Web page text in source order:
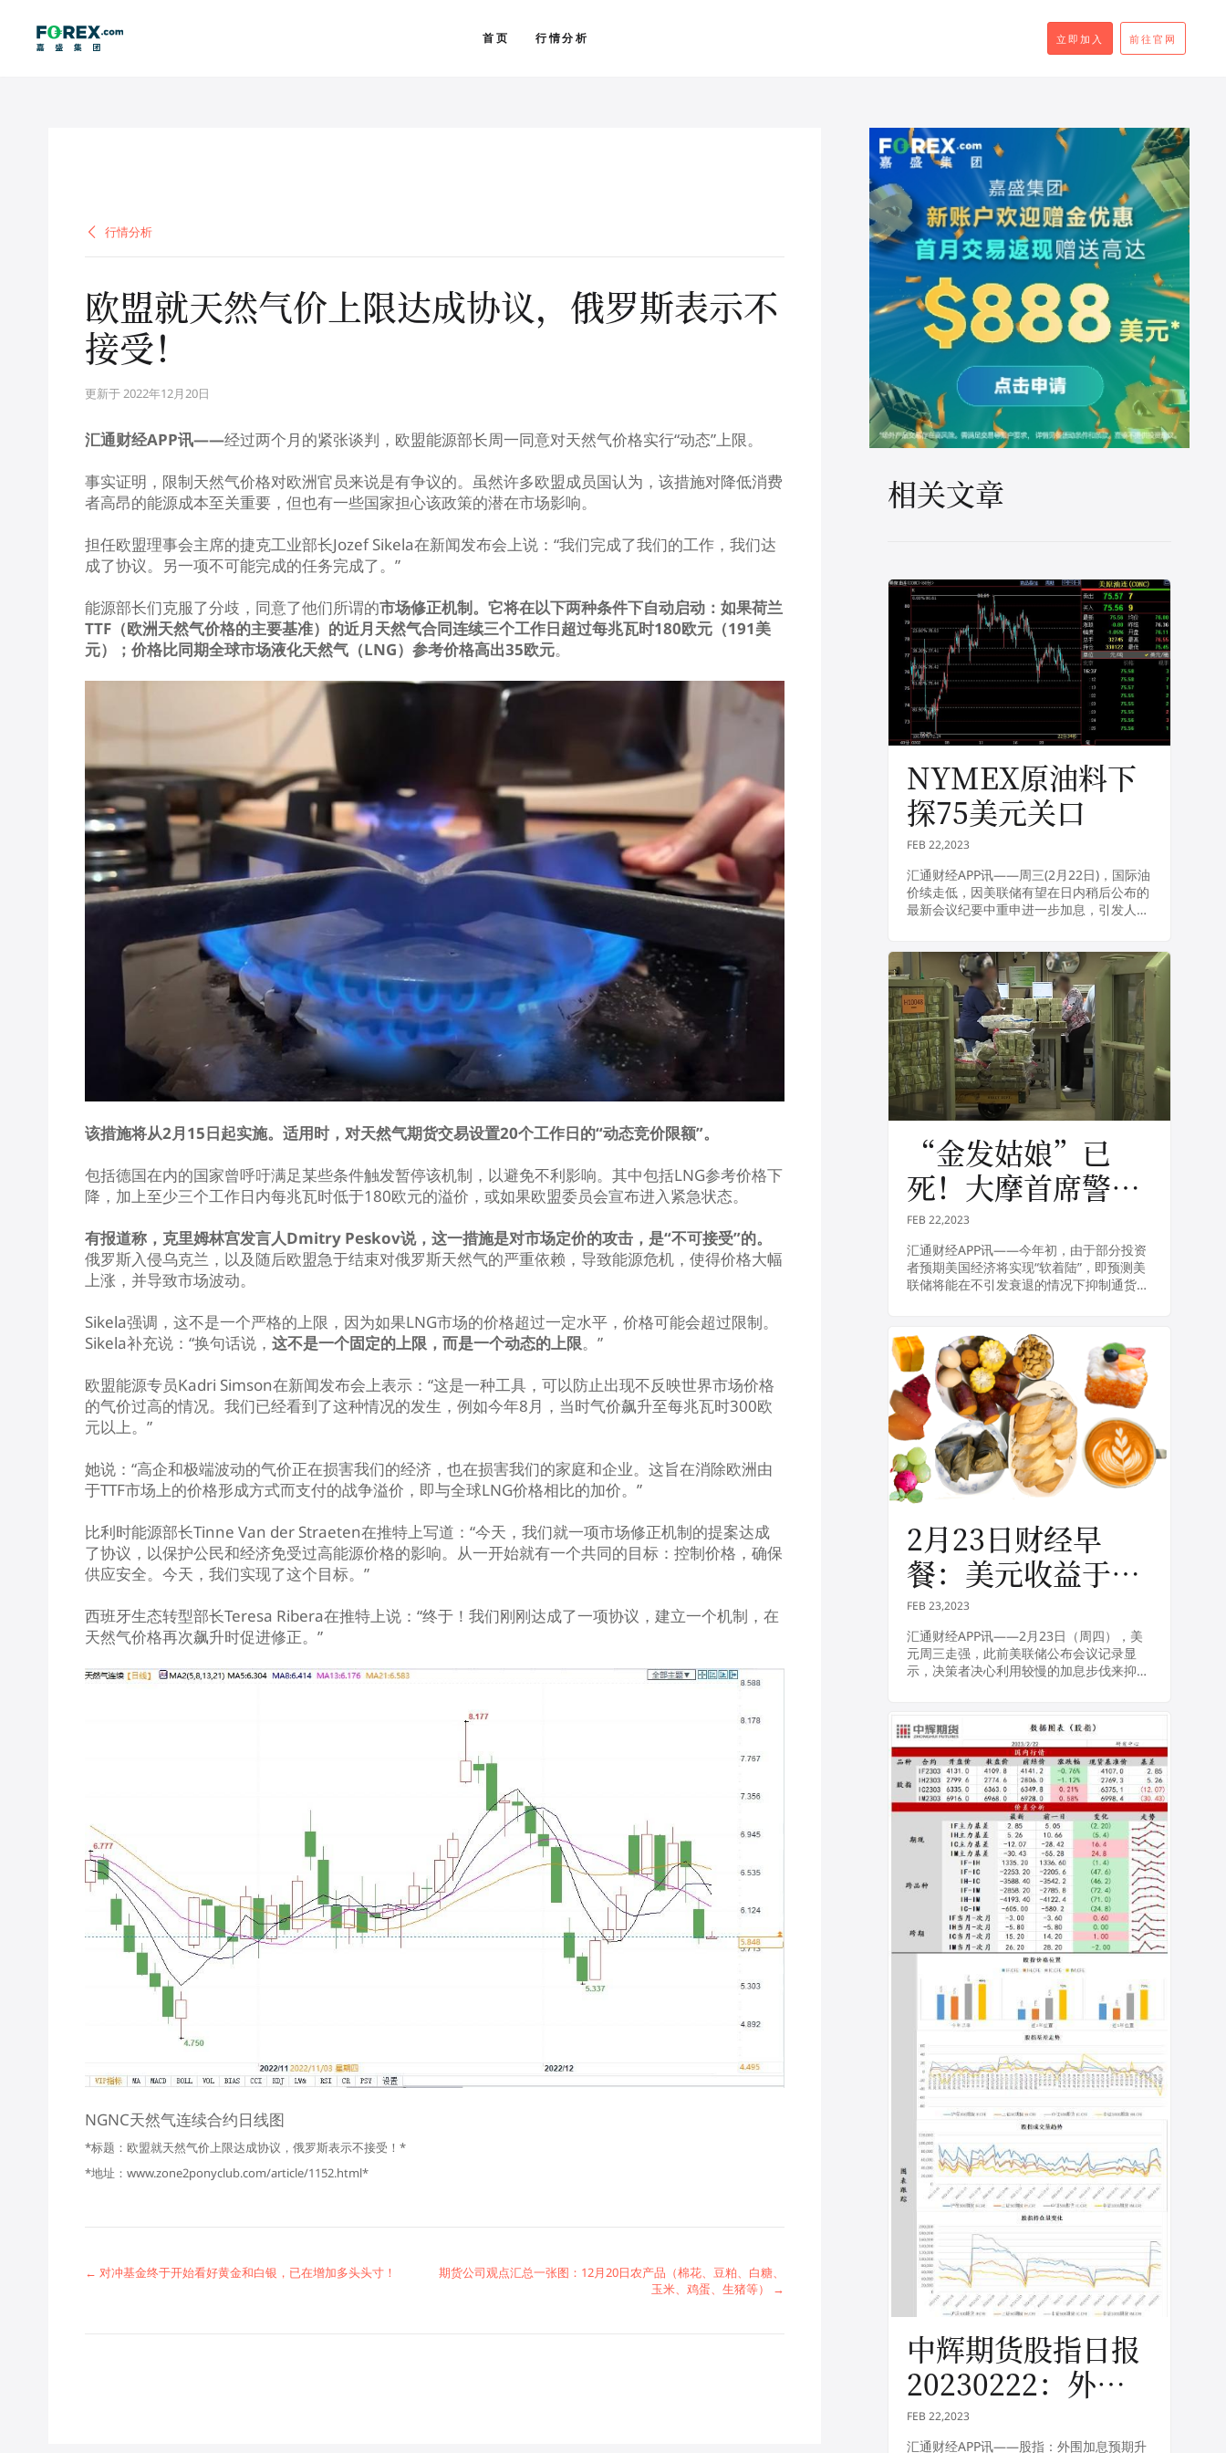
首页 行情分析 立即加入 前往官网
行情分析
行情分析
欧盟就天然气价上限达成协议，俄罗斯表示不
接受！
更新于 2022年12月20日
汇通财经APP讯——经过两个月的紧张谈判，欧盟能源部长周一同意对天然气价格实行“动态”上限。
事实证明，限制天然气价格对欧洲官员来说是有争议的。虽然许多欧盟成员国认为，该措施对降低消费
者高昂的能源成本至关重要，但也有一些国家担心该政策的潜在市场影响。
担任欧盟理事会主席的捷克工业部长Jozef Sikela在新闻发布会上说：“我们完成了我们的工作，我们达
成了协议。另一项不可能完成的任务完成了。”
能源部长们克服了分歧，同意了他们所谓的市场修正机制。它将在以下两种条件下自动启动：如果荷兰
TTF（欧洲天然气价格的主要基准）的近月天然气合同连续三个工作日超过每兆瓦时180欧元（191美
元）；价格比同期全球市场液化天然气（LNG）参考价格高出35欧元。
该措施将从2月15日起实施。适用时，对天然气期货交易设置20个工作日的“动态竞价限额”。
包括德国在内的国家曾呼吁满足某些条件触发暂停该机制，以避免不利影响。其中包括LNG参考价格下
降，加上至少三个工作日内每兆瓦时低于180欧元的溢价，或如果欧盟委员会宣布进入紧急状态。
有报道称，克里姆林宫发言人Dmitry Peskov说，这一措施是对市场定价的攻击，是“不可接受”的。
俄罗斯入侵乌克兰，以及随后欧盟急于结束对俄罗斯天然气的严重依赖，导致能源危机，使得价格大幅
上涨，并导致市场波动。
Sikela强调，这不是一个严格的上限，因为如果LNG市场的价格超过一定水平，价格可能会超过限制。
Sikela补充说：“换句话说， 这不是一个固定的上限，而是一个动态的上限。”
欧盟能源专员Kadri Simson在新闻发布会上表示：“这是一种工具，可以防止出现不反映世界市场价格
的气价过高的情况。我们已经看到了这种情况的发生，例如今年8月，当时气价飙升至每兆瓦时300欧
元以上。”
她说：“高企和极端波动的气价正在损害我们的经济，也在损害我们的家庭和企业。这旨在消除欧洲由
于TTF市场上的价格形成方式而支付的战争溢价，即与全球LNG价格相比的加价。”
比利时能源部长Tinne Van der Straeten在推特上写道：“今天，我们就一项市场修正机制的提案达成
了协议，以保护公民和经济免受过高能源价格的影响。从一开始就有一个共同的目标：控制价格，确保
供应安全。今天，我们实现了这个目标。”
西班牙生态转型部长Teresa Ribera在推特上说：“终于！我们刚刚达成了一项协议，建立一个机制，在
天然气价格再次飙升时促进修正。”
NGNC天然气连续合约日线图
*标题：欧盟就天然气价上限达成协议，俄罗斯表示不接受！*
*地址：www.zone2ponyclub.com/article/1152.html*
← 对冲基金终于开始看好黄金和白银，已在增加多头头寸！
期货公司观点汇总一张图：12月20日农产品（棉花、豆粕、白糖、
玉米、鸡蛋、生猪等） →
相关文章
NYMEX原油料下
探75美元关口
FEB 22,2023
汇通财经APP讯——周三(2月22日)，国际油
价续走低，因美联储有望在日内稍后公布的
最新会议纪要中重申进一步加息，引发人们
“金发姑娘”已
死！大摩首席警
告：美国经济硬着
陆风险在增加
FEB 22,2023
汇通财经APP讯——今年初，由于部分投资
者预期美国经济将实现“软着陆”，即预测美
联储将能在不引发衰退的情况下抑制通货膨
特（L...
2月23日财经早
餐：美元收益于美
联储加息暗示走
强，高通胀风险引
发原油需求忧虑
FEB 23,2023
汇通财经APP讯——2月23日（周四），美
元周三走强，此前美联储公布会议记录显
示，决策者决心利用较慢的加息步伐来抑制
将意味着...
中辉期货股指日报
20230222：外围
加息预期升温，股
FEB 22,2023
汇通财经APP讯——股指：外围加息预期升